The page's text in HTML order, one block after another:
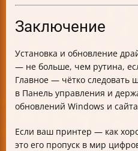
Заключение
Установка и обновление
— не больше, чем рутина,
Главное — чётко следовать
в Панель управления и
обновлений Windows и
Если ваш принтер — как
это его пропуск в мир